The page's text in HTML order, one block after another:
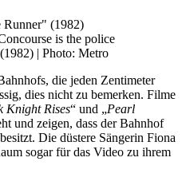
is the police
| Photo: Metro
die jeden Zentimeter
dies nicht zu bemerken. Filme
Knight Rises“ und „Pearl
und zeigen, dass der Bahnhof
Die düstere Sängerin Fiona
sogar für das Video zu ihrem